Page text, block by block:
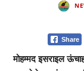
Share
मोहम्मद इसराइल